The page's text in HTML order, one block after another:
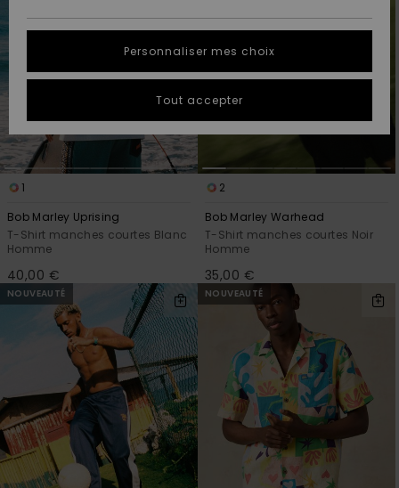
A
Découvrir
A
Découvrir
tailles
conversation
pour
obtenir la
question.
conversation
Trouvez
des
réponses
aux
questions
les plus
fréquentes
et notre
formulaire
de
contact.
QUIKSILVER
1
Bob Marley Uprising
T-Shirt manches courtes Blanc
Homme
40,00 €
2
Bob Marley Warhead
T-Shirt manches courtes Noir
Homme
35,00 €
NOUVEAUTÉ NOUVEAUTÉ
Personnaliser mes choix
Tout accepter